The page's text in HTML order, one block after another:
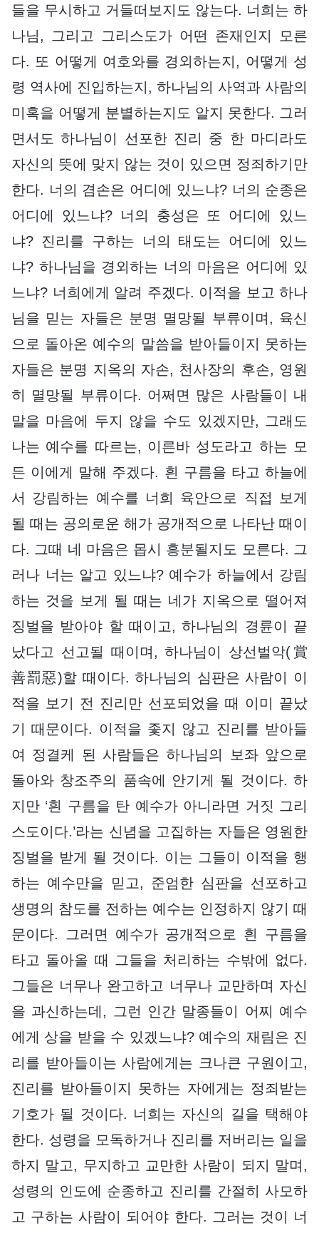
들을 무시하고 거들떠보지도 않는다. 너희는 하
나님, 그리고 그리스도가 어떤 존재인지 모른
다. 또 어떻게 여호와를 경외하는지, 어떻게 성
령 역사에 진입하는지, 하나님의 사역과 사람의
미혹을 어떻게 분별하는지도 알지 못한다. 그러
면서도 하나님이 선포한 진리 중 한 마디라도
자신의 뜻에 맞지 않는 것이 있으면 정죄하기만
한다. 너의 겸손은 어디에 있느냐? 너의 순종은
어디에 있느냐? 너의 충성은 또 어디에 있느
냐? 진리를 구하는 너의 태도는 어디에 있느
냐? 하나님을 경외하는 너의 마음은 어디에 있
느냐? 너희에게 알려 주겠다. 이적을 보고 하나
님을 믿는 자들은 분명 멸망될 부류이며, 육신
으로 돌아온 예수의 말씀을 받아들이지 못하는
자들은 분명 지옥의 자손, 천사장의 후손, 영원
히 멸망될 부류이다. 어쩌면 많은 사람들이 내
말을 마음에 두지 않을 수도 있겠지만, 그래도
나는 예수를 따르는, 이른바 성도라고 하는 모
든 이에게 말해 주겠다. 흰 구름을 타고 하늘에
서 강림하는 예수를 너희 육안으로 직접 보게
될 때는 공의로운 해가 공개적으로 나타난 때이
다. 그때 네 마음은 몹시 흥분될지도 모른다. 그
러나 너는 알고 있느냐? 예수가 하늘에서 강림
하는 것을 보게 될 때는 네가 지옥으로 떨어져
징벌을 받아야 할 때이고, 하나님의 경륜이 끝
났다고 선고될 때이며, 하나님이 상선벌악(賞
善罰惡)할 때이다. 하나님의 심판은 사람이 이
적을 보기 전 진리만 선포되었을 때 이미 끝났
기 때문이다. 이적을 좇지 않고 진리를 받아들
여 정결케 된 사람들은 하나님의 보좌 앞으로
돌아와 창조주의 품속에 안기게 될 것이다. 하
지만 ‘흰 구름을 탄 예수가 아니라면 거짓 그리
스도이다.’라는 신념을 고집하는 자들은 영원한
징벌을 받게 될 것이다. 이는 그들이 이적을 행
하는 예수만을 믿고, 준엄한 심판을 선포하고
생명의 참도를 전하는 예수는 인정하지 않기 때
문이다. 그러면 예수가 공개적으로 흰 구름을
타고 돌아올 때 그들을 처리하는 수밖에 없다.
그들은 너무나 완고하고 너무나 교만하며 자신
을 과신하는데, 그런 인간 말종들이 어찌 예수
에게 상을 받을 수 있겠느냐? 예수의 재림은 진
리를 받아들이는 사람에게는 크나큰 구원이고,
진리를 받아들이지 못하는 자에게는 정죄받는
기호가 될 것이다. 너희는 자신의 길을 택해야
한다. 성령을 모독하거나 진리를 저버리는 일을
하지 말고, 무지하고 교만한 사람이 되지 말며,
성령의 인도에 순종하고 진리를 간절히 사모하
고 구하는 사람이 되어야 한다. 그러는 것이 너